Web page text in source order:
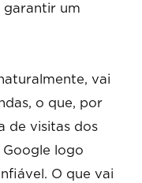
garantir um
vai
o que, por
de visitas dos
Google logo
O que vai